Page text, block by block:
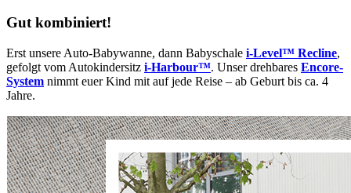
Gut kombiniert!
Erst unsere Auto-Babywanne, dann Babyschale i-Level™ Recline,
gefolgt vom Autokindersitz i-Harbour™. Unser drehbares Encore-
System nimmt euer Kind mit auf jede Reise – ab Geburt bis ca. 4
Jahre.